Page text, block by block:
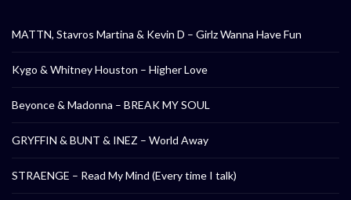
MATTN, Stavros Martina & Kevin D – Girlz Wanna Have Fun
Kygo & Whitney Houston – Higher Love
Beyonce & Madonna – BREAK MY SOUL
GRYFFIN & BUNT & INEZ – World Away
STRAENGE – Read My Mind (Every time I talk)